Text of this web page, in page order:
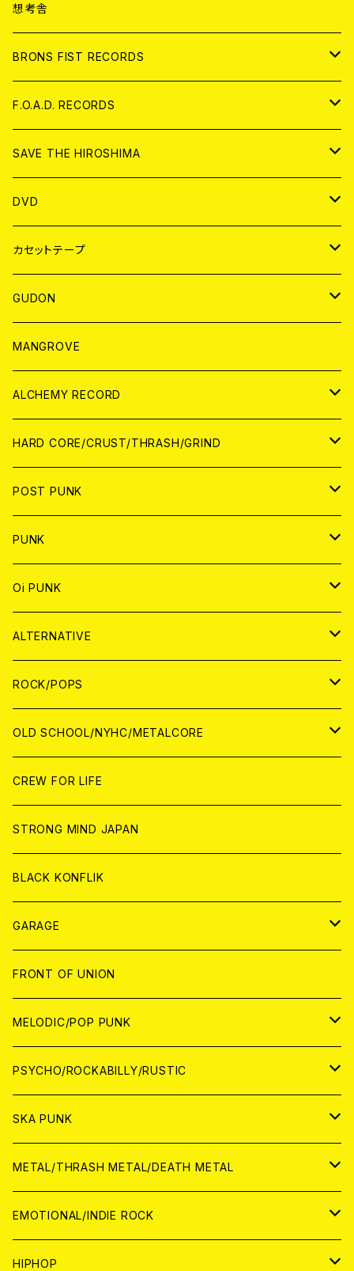
ANALOG
CD
アパレル
ANALOG
想考舎
BRONS FIST RECORDS
CD
ANALOG
F.O.A.D. RECORDS
CD
ANALOG
SAVE THE HIROSHIMA
アパレル
BADGE
DVD
JAPAN
WORLD
カセットテープ
JAPAN
WORLD
GUDON
アパレル
PATCH
アナログ
DIGITAL CONTENTS
MANGROVE
ALCHEMY RECORD
CD
ANALOG
HARD CORE/CRUST/THRASH/GRIND
JAPAN
CD
ANALOG
WORLD
CD
ANALOG
POST PUNK
CD
JAPAN
WORLD
ANALOG
JAPAN
WORLD
PUNK
JAPAN
CD
ANALOG
WORLD
CD
ANALOG
Oi PUNK
JAPAN
CD
ANALOG
WOLRD
CD
ANALOG
ALTERNATIVE
JAPAN
CD
ANALOG
WORLD
CD
ANALOG
ROCK/POPS
JAPAN
CD
ANALOG
WORLD
CD
ANALOG
OLD SCHOOL/NYHC/METALCORE
JAPAN
CD
ANALOG
WORLD
CD
ANALOG
CREW FOR LIFE
STRONG MIND JAPAN
BLACK KONFLIK
GARAGE
JAPAN
アナログ
CD
WORLD
アナログ
CD
FRONT OF UNION
MELODIC/POP PUNK
JAPAN
CD
ANALOG
WORLD
CD
ANALOG
PSYCHO/ROCKABILLY/RUSTIC
JAPAN
CD
ANALOG
WORLD
CD
ANALOG
SKA PUNK
JAPAN
CD
ANALOG
WORLD
CD
METAL/THRASH METAL/DEATH METAL
JAPAN
CD
WORLD
EMOTIONAL/INDIE ROCK
JAPAN
HIPHOP